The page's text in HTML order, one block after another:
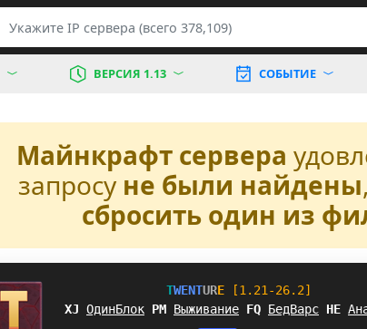
ВЕРСИЯ 1.13 СОБЫТИЕ
Майнкрафт сервера
запросу не были найдены
сбросить один из
TWENTURE
[1.21-26.2]
SU ОдинБлок J^ Выживание Y_ БедВарс RA